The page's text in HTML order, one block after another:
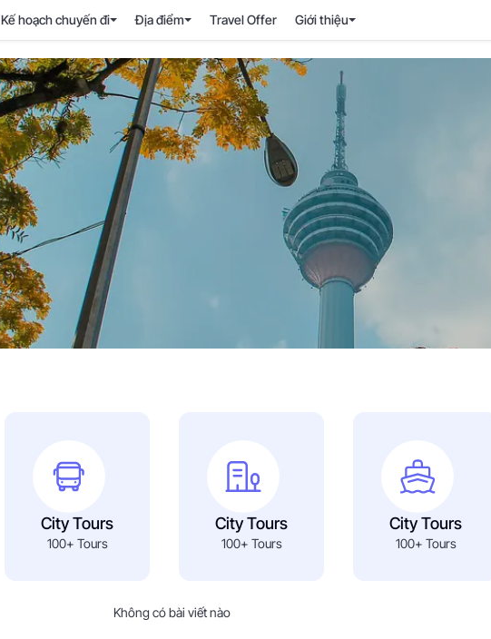
Kế hoạch chuyến đi Địa điểm Travel Offer Giới thiệu
City Tours
100+ Tours
City Tours
100+ Tours
City Tours
100+ Tours
Không có bài viết nào